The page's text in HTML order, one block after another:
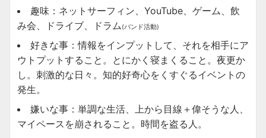
趣味：ネットサーフィン、YouTube、ゲーム、飲
み会、ドライブ、ドラム(バンド活動)
好きな事：情報をインプットして、それを相手にア
ウトプットすること。とにかく寝まくること。夜更か
し。刺激的な日々。知的好奇心をくすぐるイベントの
発生。
嫌いな事：単調な生活、上から目線＋偉そうな人、
マイペースを崩されること。時間を盗る人。